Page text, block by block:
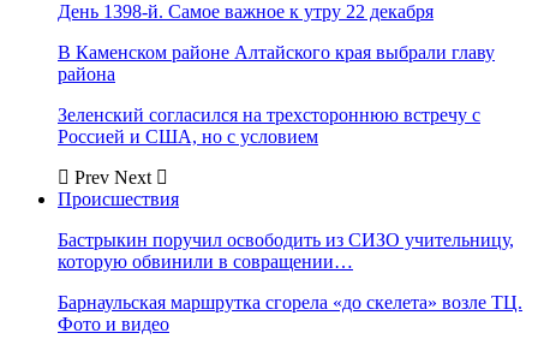
День 1398-й. Самое важное к утру 22 декабря
В Каменском районе Алтайского края выбрали главу
района
Зеленский согласился на трехстороннюю встречу с
Россией и США, но с условием
Prev Next
Происшествия
Бастрыкин поручил освободить из СИЗО учительницу,
которую обвинили в совращении…
Барнаульская маршрутка сгорела «до скелета» возле ТЦ.
Фото и видео